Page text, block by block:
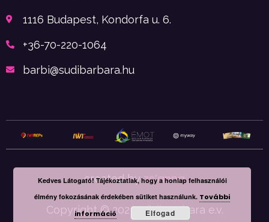
1116 Budapest, Kondorfa u. 6.
+36-70-220-1064
barbi@sudibarbara.hu
created byzs’anna
Copyright © 2022. Südi Barbara e.v.
Kedves Látogató! Tájékoztatlak, hogy a honlap felhasználói
élmény fokozásának érdekében sütiket használunk. További
információ
Elfogad